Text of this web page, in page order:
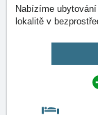
Nabízíme
lokalitě v